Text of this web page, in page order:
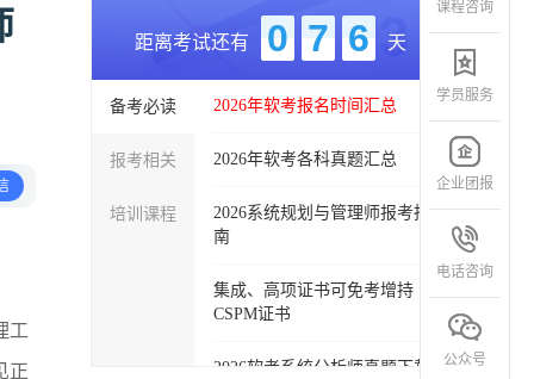
工
正
距离考试还有 0 7 6 天
备考必读
报考相关
培训课程
2026年软考报名时间汇总
2026年软考各科真题汇总
2026系统规划与管理师报考指
南
集成、高项证书可免考增持
CSPM证书
2026软考系统分析师真题下载
课程咨询
学员服务
企业团报
电话咨询
公众号